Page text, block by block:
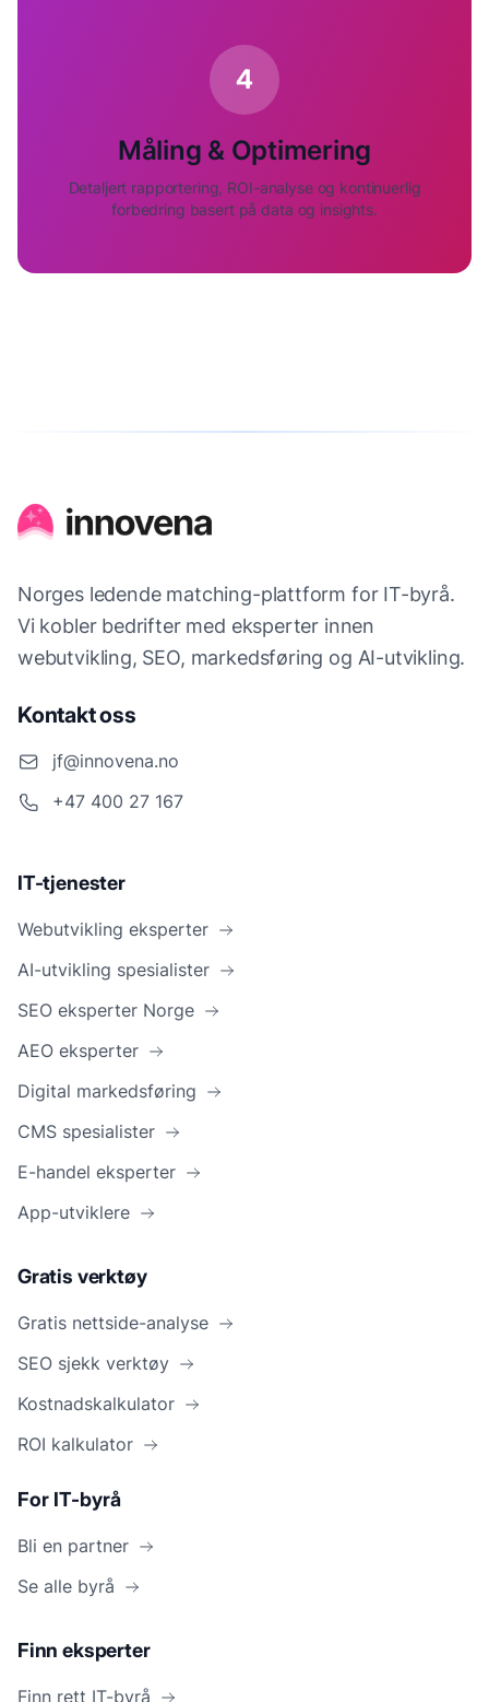
4
Måling & Optimering
Detaljert rapportering, ROI-analyse og kontinuerlig
forbedring basert på data og insights.
Norges ledende matching-plattform for IT-byrå.
Vi kobler bedrifter med eksperter innen
webutvikling, SEO, markedsføring og AI-utvikling.
Kontakt oss
jf@innovena.no
+47 400 27 167
IT-tjenester
Webutvikling eksperter
AI-utvikling spesialister
SEO eksperter Norge
AEO eksperter
Digital markedsføring
CMS spesialister
E-handel eksperter
App-utviklere
Gratis verktøy
Gratis nettside-analyse
SEO sjekk verktøy
Kostnadskalkulator
ROI kalkulator
For IT-byrå
Bli en partner
Se alle byrå
Finn eksperter
Finn rett IT-byrå